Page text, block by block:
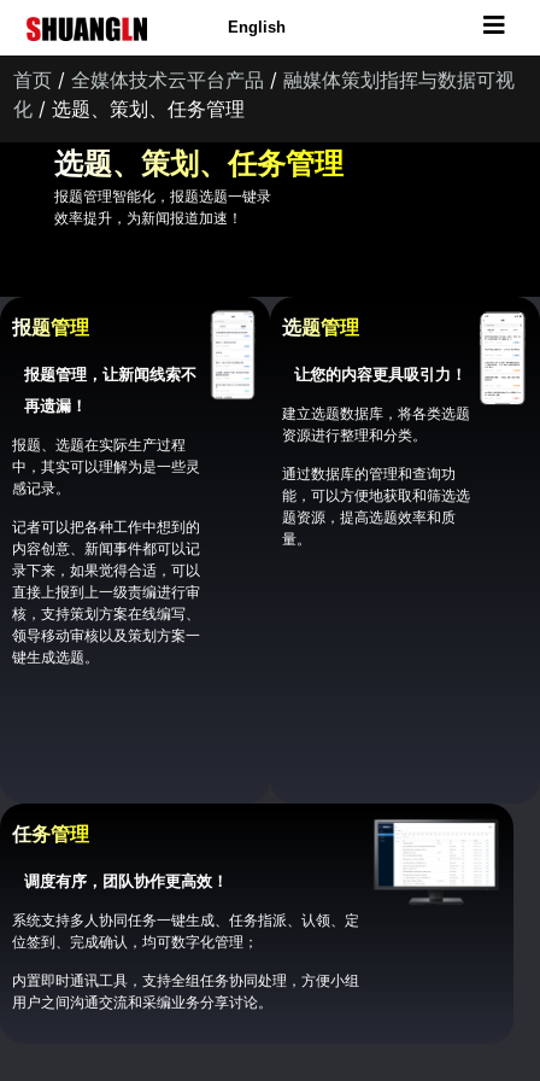
English
首页 /全媒体技术云平台产品 /融媒体策划指挥与数据可视
化 / 选题、策划、任务管理
选题、策划、任务管理
报题管理智能化，报题选题一键录
效率提升，为新闻报道加速！
报题管理
报题管理，让新闻线索不
再遗漏！
报题、选题在实际生产过程
中，其实可以理解为是一些灵
感记录。
记者可以把各种工作中想到的
内容创意、新闻事件都可以记
录下来，如果觉得合适，可以
直接上报到上一级责编进行审
核，支持策划方案在线编写、
领导移动审核以及策划方案一
键生成选题。
选题管理
让您的内容更具吸引力！
建立选题数据库，将各类选题
资源进行整理和分类。
通过数据库的管理和查询功
能，可以方便地获取和筛选选
题资源，提高选题效率和质
量。
任务管理
调度有序，团队协作更高效！
系统支持多人协同任务一键生成、任务指派、认领、定
位签到、完成确认，均可数字化管理；
内置即时通讯工具，支持全组任务协同处理，方便小组
用户之间沟通交流和采编业务分享讨论。